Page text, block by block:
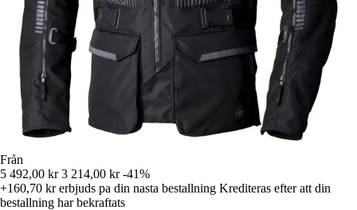
Från
5 492,00 kr 3 214,00 kr -41%
+160,70 krerbjuds pa din nasta bestallning Krediteras efter att din
bestallning har bekraftats